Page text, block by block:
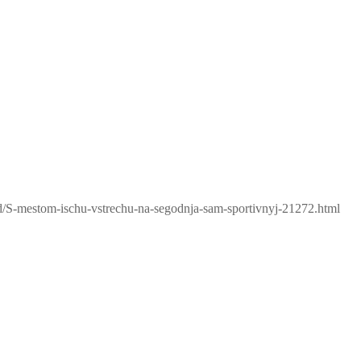
mestom-ischu-vstrechu-na-segodnja-sam-sportivnyj-21272.html